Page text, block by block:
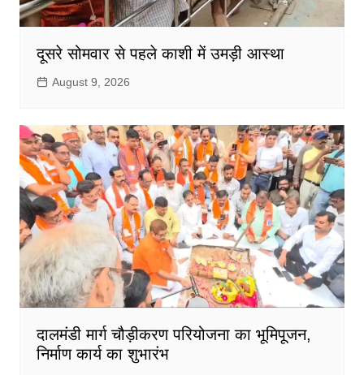
दूसरे सोमवार से पहले काशी में उमड़ी आस्था
August 9, 2026
दालमंडी मार्ग चौड़ीकरण परियोजना का भूमिपूजन,
निर्माण कार्य का शुभारंभ